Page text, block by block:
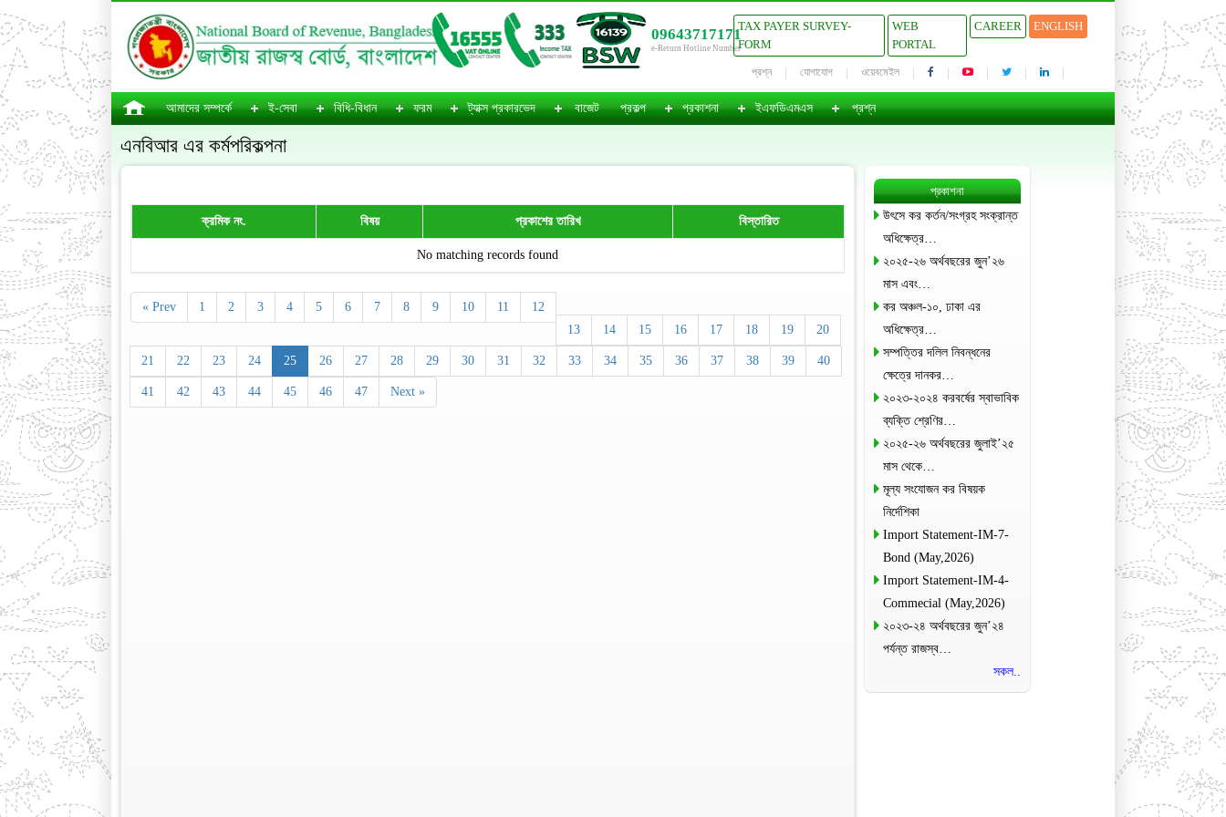
09643717171
e-Return Hotline Number
TAX PAYER SURVEY-
FORM
WEB
PORTAL
CAREER ENGLISH
প্রশ্ন যোগাযোগ ওয়েবমেইল
আমাদের সম্পর্কে ই-সেবা বিধি-বিধান ফরম ট্যাক্স প্রকারভেদ বাজেট প্রকল্প প্রকাশনা ইএফডিএমএস প্রশ্ন
এনবিআর এর কর্মপরিকল্পনা
ক্রমিক নং. বিষয় প্রকাশের তারিখ বিস্তারিত
No matching records found
« Prev 1 2 3 4 5 6 7 8 9 10 11
12
13
14 15 16 17 18 19 20
21 22 23 24 25 26 27 28 29 30 31 32 33 34 35 36 37 38 39 40
41 42 43 44 45 46 47 Next »
প্রকাশনা
উৎসে কর কর্তন/সংগ্রহ সংক্রান্ত
অধিক্ষেত্র…
২০২৫-২৬ অর্থবছরের জুন’২৬
মাস এবং…
কর অঞ্চল-১০, ঢাকা এর
অধিক্ষেত্র…
সম্পত্তির দলিল নিবন্ধনের
ক্ষেত্রে দানকর…
২০২৩-২০২৪ করবর্ষের স্বাভাবিক
ব্যক্তি শ্রেণির…
২০২৫-২৬ অর্থবছরের জুলাই’২৫
মাস থেকে…
মূল্য সংযোজন কর বিষয়ক
নির্দেশিকা
Import Statement-IM-7-
Bond (May,2026)
Import Statement-IM-4-
Commecial (May,2026)
২০২৩-২৪ অর্থবছরের জুন’২৪
পর্যন্ত রাজস্ব…
সকল..